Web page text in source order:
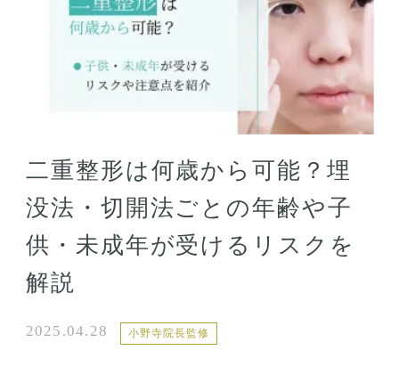
二重整形は何歳から可能？埋
没法・切開法ごとの年齢や子
供・未成年が受けるリスクを
解説
2025.04.28 小野寺院長監修